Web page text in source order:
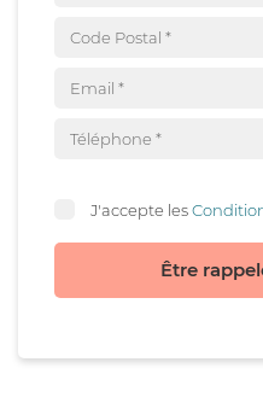
J'accepte les
Être